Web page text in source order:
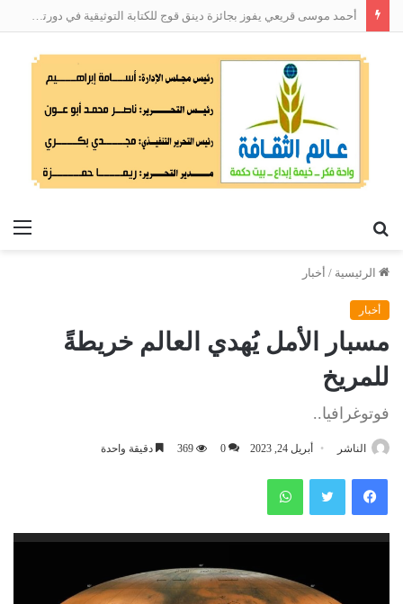
أحمد موسى قريعي يفوز بجائزة دينق قوج للكتابة التوثيقية في دورتها الأولى
الرئيسية / أخبار
أخبار
مسبار الأمل يُهدي العالم خريطةً
للمريخ
فوتوغرافيا..
الناشر أبريل 24, 2023 0
369 دقيقة واحدة
فيسبوك تويتر واتساب